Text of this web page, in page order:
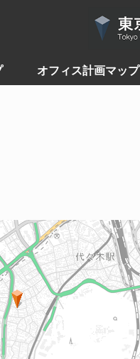
オフィス計画マップ